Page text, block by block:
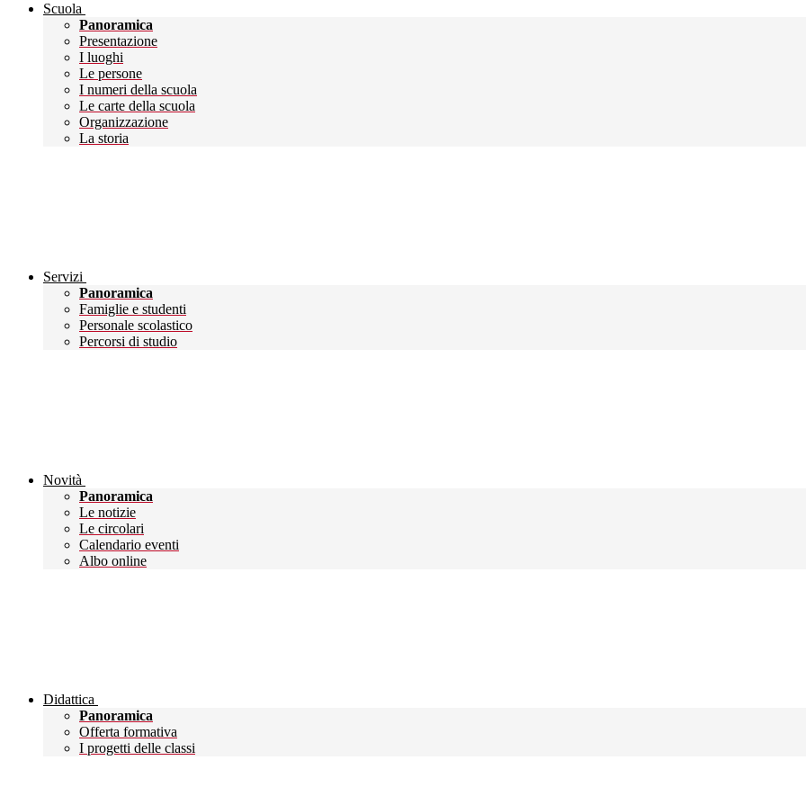
Scuola
Panoramica
Presentazione
I luoghi
Le persone
I numeri della scuola
Le carte della scuola
Organizzazione
La storia
Servizi
Panoramica
Famiglie e studenti
Personale scolastico
Percorsi di studio
Novità
Panoramica
Le notizie
Le circolari
Calendario eventi
Albo online
Didattica
Panoramica
Offerta formativa
I progetti delle classi